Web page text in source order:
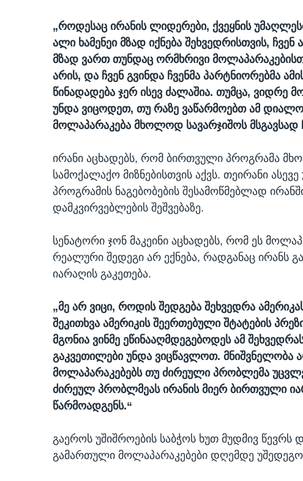
„როდესაც ირანის ლიდერები, ქვეყნის
ალი ხამენეი მზად იქნება შეხვედრისთვის,
მზად ვართ თუნდაც ორმხრივი
არის, და ჩვენ გვინდა ჩვენმა პარტნიორებმა
წინადადება ჯერ ისევ ძალაშია. თუმცა, ვიდრე
უნდა ვიცოდეთ, თუ რაზე ვაწარმოებთ ამ
მოლაპარაკება მხოლოდ სავარჯიშოს მსგავსად
ირანი აცხადებს, რომ ბირთვული პროგრამა
სამოქალაქო მიზნებისთვის აქვს. თეირანი
პროგრამის ნაგებობების შესამოწმებლად
დამკვირვებლების შეშვებაზე.
სენატორი ჯონ მაკეინი აცხადებს, რომ ეს
რეალური შედეგი არ ექნება, რადგანაც ირანს
იარაღის გაკეთება.
„მე არ ვიცი, როდის შედგება შეხვედრა
შეკითხვა ამერიკის შეერთებული შტატების
მგონია ვინმე ეწინააღმდეგებოდეს ამ
გაკვეთილები უნდა ვიცწავლოთ. მნიშვნელობა
მოლაპარაკებებს თუ ძირეული პრობლემა
ძირეულ პრობლმეას ირანის მიერ ბირთვული
წარმოადგენს.“
გაეროს უშიშროების საბჭოს ხუთ მუდმივ წევრს
გამართული მოლაპარაკებები დღემდე